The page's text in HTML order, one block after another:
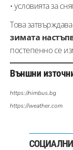
• условията за
Това
зимата
постепенно се
Външни
https://nimbus.bg
https://weather.com